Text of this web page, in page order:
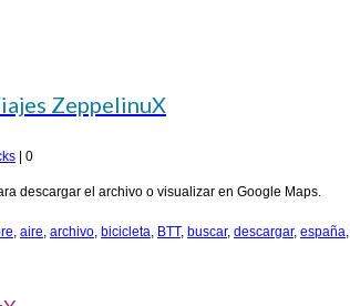
ZeppelinuX
| 0
descargar el archivo o visualizar en Google Maps.
, aire, archivo, bicicleta, BTT, buscar, descargar, españa,